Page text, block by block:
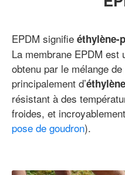
EPDM signifie éthylène-
La membrane EPDM est
obtenu par le mélange
principalement d’éthylène
résistant à des
froides, et
pose de goudron).